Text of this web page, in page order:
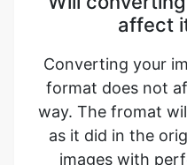
format does not
way. The fromat
as it did in the
images with
compression. Our
tool has this as
make sure